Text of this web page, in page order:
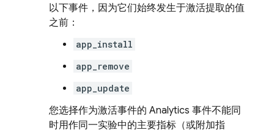
以下事件，因为它们始终发生于激活提取的值
之前：
app_install
app_remove
app_update
您选择作为激活事件的 Analytics 事件不能同
时用作同一实验中的主要指标（或附加指